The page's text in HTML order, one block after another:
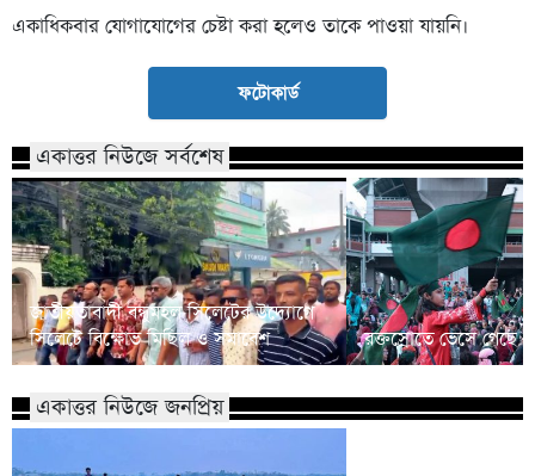
একাধিকবার যোগাযোগের চেষ্টা করা হলেও তাকে পাওয়া যায়নি।
ফটোকার্ড
একাত্তর নিউজে সর্বশেষ
জাতীয়তাবাদী বন্ধুমহল সিলেটের উদ্যোগে
সিলেটে বিক্ষোভ মিছিল ও সমাবেশ
রক্তস্রোতে ভেসে গেছে
একাত্তর নিউজে জনপ্রিয়